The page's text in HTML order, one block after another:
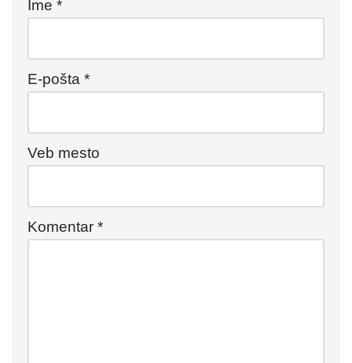
Ime *
E-pošta *
Veb mesto
Komentar *